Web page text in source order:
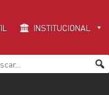
INSTITUCIONAL